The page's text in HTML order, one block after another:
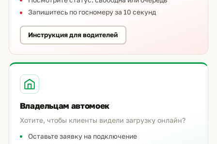
Запишитесь по госномеру за 10 секунд
Инструкция для водителей
Владельцам автомоек
Хотите, чтобы клиенты видели загрузку онлайн?
Оставьте заявку на подключение